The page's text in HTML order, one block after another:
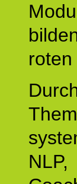
roten